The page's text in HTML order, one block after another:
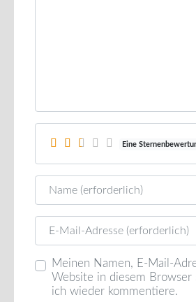
Eine
Name
E-Mail
Meinen Namen, E-Mail-
Website in diesem Browser
ich wieder kommentiere.